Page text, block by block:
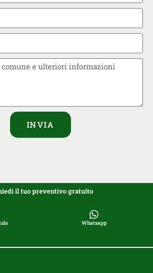
INVIA
il tuo preventivo gratuito
Whatsapp